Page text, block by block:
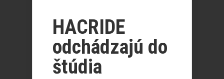
HACRIDE
odchádzajú do
štúdia